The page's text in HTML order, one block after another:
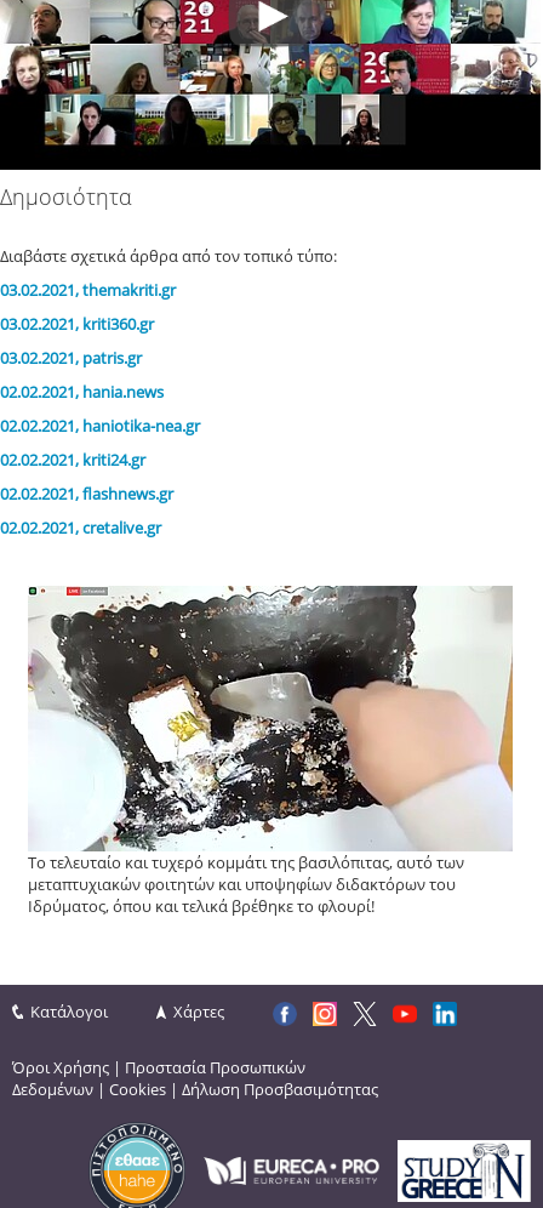
Δημοσιότητα
Διαβάστε σχετικά άρθρα από τον τοπικό τύπο:
03.02.2021, themakriti.gr
03.02.2021, kriti360.gr
03.02.2021, patris.gr
​02.02.2021, hania.news
02.02.2021, haniotika-nea.gr
02.02.2021, kriti24.gr
02.02.2021, flashnews.gr
02.02.2021, cretalive.gr
Το τελευταίο και τυχερό κομμάτι της βασιλόπιτας, αυτό των
μεταπτυχιακών φοιτητών και υποψηφίων διδακτόρων του
Ιδρύματος, όπου και τελικά βρέθηκε το φλουρί!
Κατάλογοι Χάρτες
Όροι Χρήσης | Προστασία Προσωπικών
Δεδομένων | Cookies | Δήλωση Προσβασιμότητας